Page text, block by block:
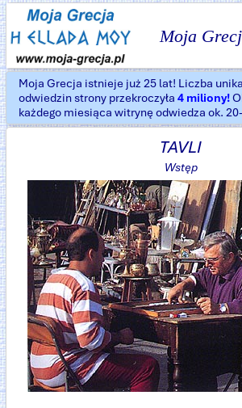
Moja
Moja Grecja istnieje już 25 lat! Liczba
odwiedzin strony przekroczyła 4 miliony!
każdego miesiąca witrynę odwiedza ok.
TAVLI
Wstęp